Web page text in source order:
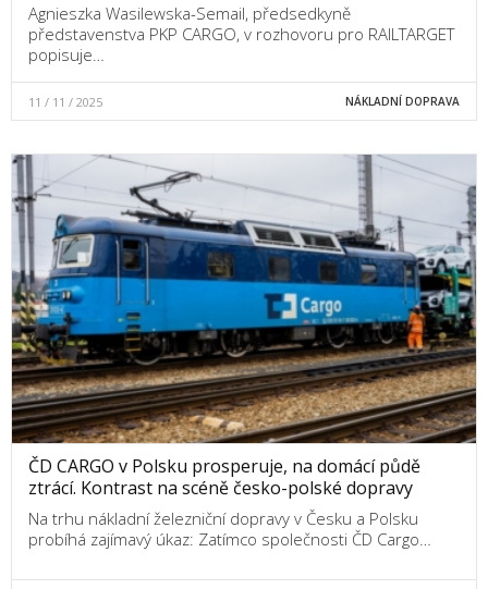
Agnieszka Wasilewska-Semail, předsedkyně
představenstva PKP CARGO, v rozhovoru pro RAILTARGET
popisuje…
11 / 11 / 2025 NÁKLADNÍ DOPRAVA
ČD CARGO v Polsku prosperuje, na domácí půdě
ztrácí. Kontrast na scéně česko-polské dopravy
Na trhu nákladní železniční dopravy v Česku a Polsku
probíhá zajímavý úkaz: Zatímco společnosti ČD Cargo…